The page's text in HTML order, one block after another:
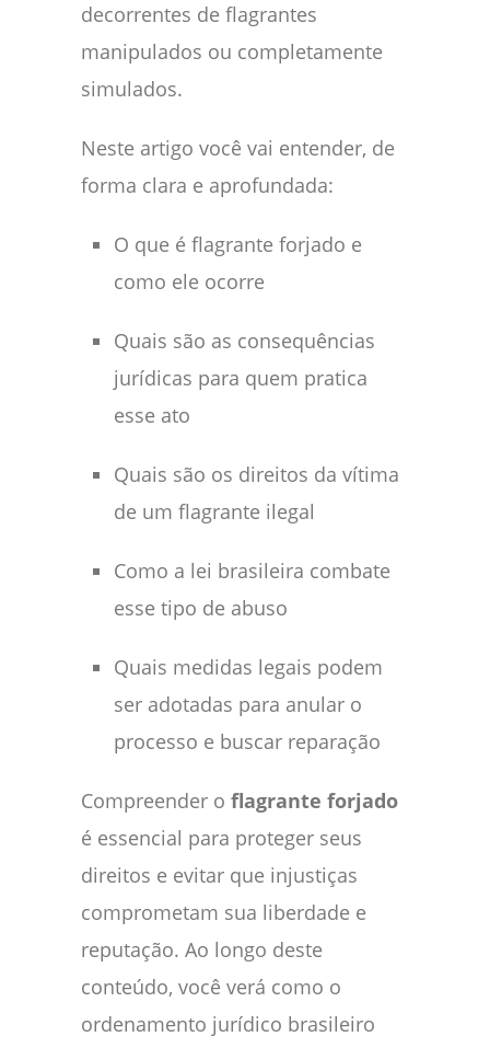
decorrentes de flagrantes
manipulados ou completamente
simulados.
Neste artigo você vai entender, de
forma clara e aprofundada:
O que é flagrante forjado e
como ele ocorre
Quais são as consequências
jurídicas para quem pratica
esse ato
Quais são os direitos da vítima
de um flagrante ilegal
Como a lei brasileira combate
esse tipo de abuso
Quais medidas legais podem
ser adotadas para anular o
processo e buscar reparação
Compreender o flagrante forjado
é essencial para proteger seus
direitos e evitar que injustiças
comprometam sua liberdade e
reputação. Ao longo deste
conteúdo, você verá como o
ordenamento jurídico brasileiro